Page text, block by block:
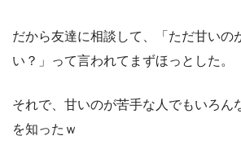
だから友達に相談して、「ただ甘いの
い？」って言われてまずほっとした。
それで、甘いのが苦手な人でもいろん
を知ったｗ